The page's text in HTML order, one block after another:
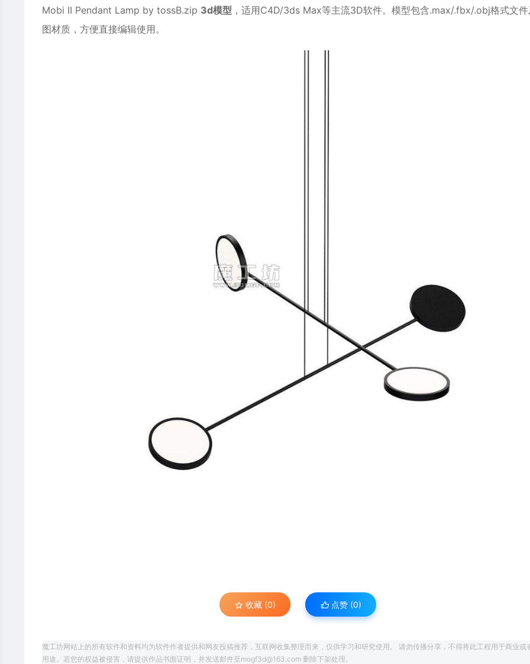
Mobi II Pendant Lamp by tossB.zip 3d模型 ，适用C4D/3ds Max等主流3D软件。模型包含.max/.fbx/.obj格式文件
图材质，方便直接编辑使用。
收藏 (0) 点赞 (0)
魔工坊网站上的所有软件和资料均为软件作者提供和网友投稿推荐，互联网收集整理而来，仅供学习和研究使用。 请勿传播分享，不得将此工程用于商业或
用途。若您的权益被侵害，请提供作品书面证明，并发送邮件至mogf3d@163.com 删除下架处理。